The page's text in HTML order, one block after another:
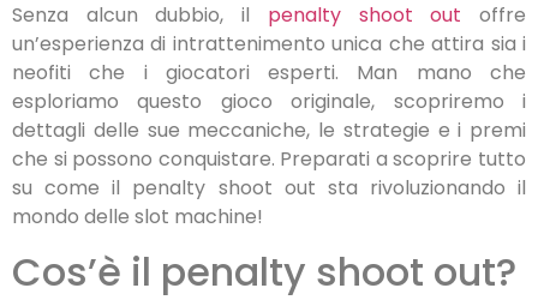
Senza alcun dubbio, il penalty shoot out offre
un’esperienza di intrattenimento unica che attira sia i
neofiti che i giocatori esperti. Man mano che
esploriamo questo gioco originale, scopriremo i
dettagli delle sue meccaniche, le strategie e i premi
che si possono conquistare. Preparati a scoprire tutto
su come il penalty shoot out sta rivoluzionando il
mondo delle slot machine!
Cos’è il penalty shoot out?